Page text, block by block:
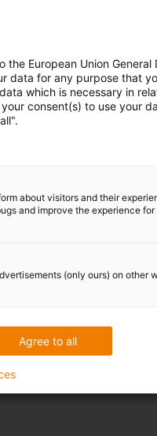
European Union General
data for any purpose that
which is necessary in
consent(s) to use your
about visitors and their
and improve the experience for
(only ours) on other
Agree to all